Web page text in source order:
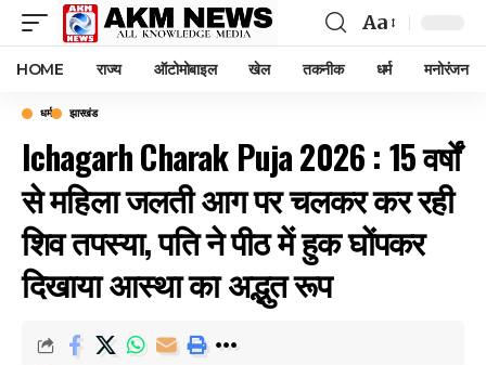
Font
Resizer
Aa
HOME राज्य ऑटोमोबाइल खेल तकनीक धर्म मनोरंजन
धर्म झारखंड
Ichagarh Charak Puja 2026 : 15 वर्षों
से महिला जलती आग पर चलकर कर रही
शिव तपस्या, पति ने पीठ में हुक घोंपकर
दिखाया आस्था का अद्भुत रूप